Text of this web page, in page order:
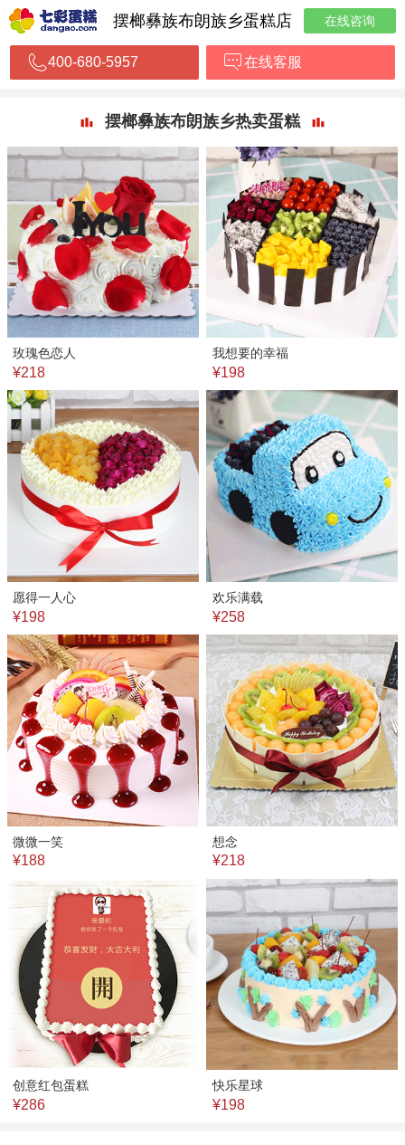
摆榔彝族布朗族乡蛋糕店 在线咨询
400-680-5957 在线客服
摆榔彝族布朗族乡热卖蛋糕
玫瑰色恋人
¥218
我想要的幸福
¥198
愿得一人心
¥198
欢乐满载
¥258
微微一笑
¥188
想念
¥218
创意红包蛋糕
¥286
快乐星球
¥198